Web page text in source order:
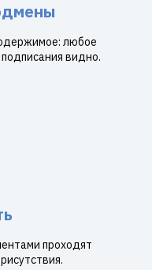
любое
видно.
проходят